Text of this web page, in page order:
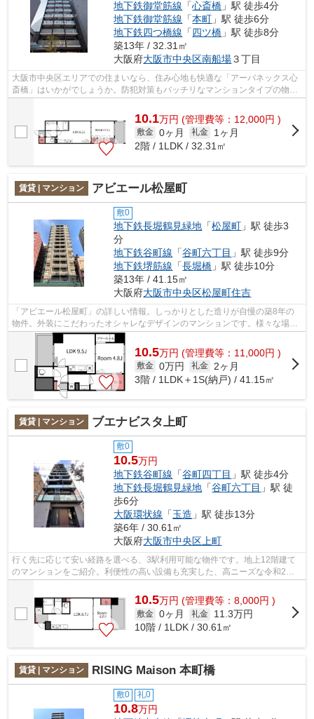
地下鉄御堂筋線 「心斎橋 」駅 徒歩4分
地下鉄御堂筋線 「本町 」駅 徒歩6分
地下鉄四つ橋線 「四ツ橋 」駅 徒歩8分
築13年 / 32.31㎡
大阪府大阪市中央区南船場３丁目
大阪市中央区エリアでの住まいなら、住み心地も快適な「アーバネックス心
斎橋」はいかがでしょうか。防犯対策もバッチリなマンションタイプの物件
10.1万円 (管理費等：12,000円 )
敷金 0ヶ月 礼金
1ヶ月
2階 / 1LDK / 32.31㎡
賃貸 | マンション アビエール松屋町
敷0
地下鉄長堀鶴見緑地 「松屋町 」駅 徒歩3
分
地下鉄谷町線 「谷町六丁目 」駅 徒歩9分
地下鉄堺筋線 「長堀橋 」駅 徒歩10分
築13年 / 41.15㎡
大阪府大阪市中央区松屋町住吉
「アビエール松屋町」の詳しい情報。しっかりとした造りが自慢の築8年の
物件。外装にこだわったオシャレなデザインのマンションです。様々な場所
へアクセスしやすい3駅以上利用可の物...
10.5万円 (管理費等：11,000円 )
敷金 0万円 礼金
2ヶ月
3階 / 1LDK＋1S(納戸) / 41.15㎡
賃貸 | マンション ブエナビスタ上町
敷0
10.5万円
地下鉄谷町線 「谷町四丁目 」駅 徒歩4分
地下鉄長堀鶴見緑地 「谷町六丁目 」駅 徒
歩6分
大阪環状線 「玉造 」駅 徒歩13分
築6年 / 30.61㎡
大阪府大阪市中央区 上町
行く先に応じて安い経路を選べる、3駅利用可能な物件です。地上12階建て
のマンションをご紹介。利便性の高い設備も充実した、高ニーズな令和2年
築の物件です。こちらの物件はマンショ...
10.5万円 (管理費等：8,000円 )
敷金 0ヶ月 礼金
11.3万円
10階 / 1LDK / 30.61㎡
賃貸 | マンション RISING Maison 本町橋
敷0 礼0
10.8万円